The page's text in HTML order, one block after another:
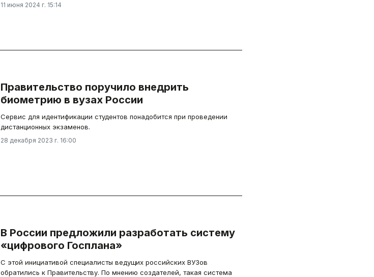
11 июня 2024 г. 15:14
Правительство поручило внедрить
биометрию в вузах России
Сервис для идентификации студентов понадобится при проведении
дистанционных экзаменов.
28 декабря 2023 г. 16:00
В России предложили разработать систему
«цифрового Госплана»
С этой инициативой специалисты ведущих российских ВУЗов
обратились к Правительству. По мнению создателей, такая система